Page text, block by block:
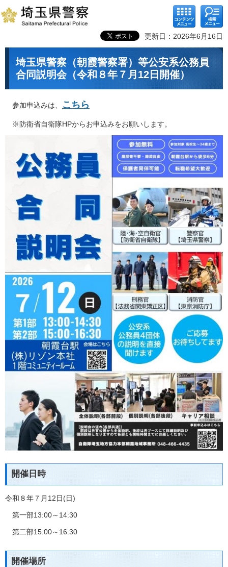
コンテ
ンツメ
ニュー
検索メ
ニュー
更新日：2026年6月16日
埼玉県警察（朝霞警察署）等公安系公務員
合同説明会（令和８年７月12日開催）
参加申込みは、 こちら
※防衛省自衛隊HPからお申込みをお願いします。
開催日時
令和８年７月12日(日)
第一部13:00～14:30
第二部15:00～16:30
開催場所